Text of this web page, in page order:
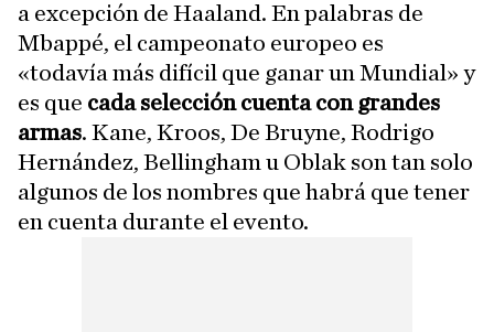
a excepción de Haaland. En palabras de
Mbappé, el campeonato europeo es
«todavía más difícil que ganar un Mundial» y
es que cada selección cuenta con grandes
armas. Kane, Kroos, De Bruyne, Rodrigo
Hernández, Bellingham u Oblak son tan solo
algunos de los nombres que habrá que tener
en cuenta durante el evento.